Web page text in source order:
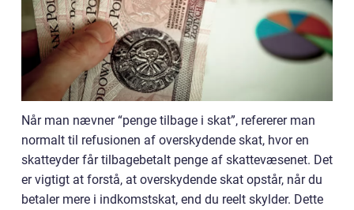
Når man nævner “penge tilbage i skat”, refererer man
normalt til refusionen af overskydende skat, hvor en
skatteyder får tilbagebetalt penge af skattevæsenet. Det
er vigtigt at forstå, at overskydende skat opstår, når du
betaler mere i indkomstskat, end du reelt skylder. Dette